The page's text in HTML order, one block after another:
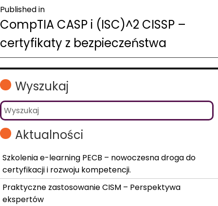
Nawigacja
wpisu
Published in
CompTIA CASP i (ISC)^2 CISSP –
certyfikaty z bezpieczeństwa
Wyszukaj
Aktualności
Szkolenia e-learning PECB – nowoczesna droga do
certyfikacji i rozwoju kompetencji.
Praktyczne zastosowanie CISM – Perspektywa
ekspertów